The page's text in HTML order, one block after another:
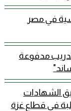
في مصر
تدريب مدفوعة
الشهادات
في قطاع غزة